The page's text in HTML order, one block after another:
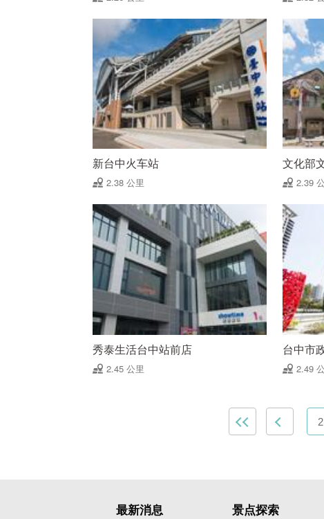
新台中火车站
2.38 公里
文化部
2.39
秀泰生活台中站前店
2.45 公里
台中市
2.49
2
最新消息 景点探索